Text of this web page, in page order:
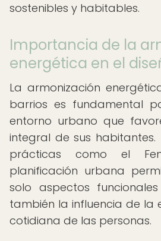
sostenibles y habitables.
Importancia de la
energética en el
La armonización
barrios es fundamental
entorno urbano que
integral de sus
prácticas como el
planificación urbana
solo aspectos
también la influencia de la
cotidiana de las personas.